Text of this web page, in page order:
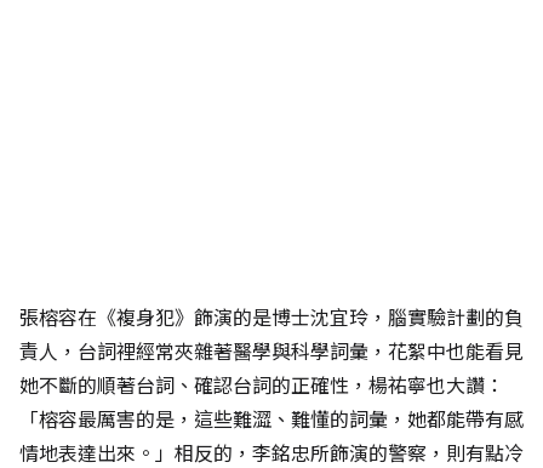
張榕容在《複身犯》飾演的是博士沈宜玲，腦實驗計劃的負
責人，台詞裡經常夾雜著醫學與科學詞彙，花絮中也能看見
她不斷的順著台詞、確認台詞的正確性，楊祐寧也大讚：
「榕容最厲害的是，這些難澀、難懂的詞彙，她都能帶有感
情地表達出來。」相反的，李銘忠所飾演的警察，則有點冷